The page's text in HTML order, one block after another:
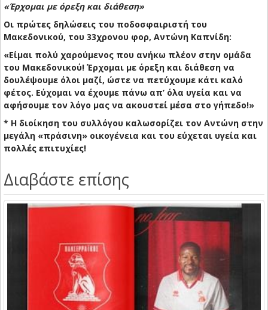
«Έρχομαι με όρεξη και διάθεση»
Οι πρώτες δηλώσεις του ποδοσφαιριστή του
Μακεδονικού, του 33χρονου φορ, Αντώνη Καπνίδη:
«Είμαι πολύ χαρούμενος που ανήκω πλέον στην ομάδα
του Μακεδονικού! Έρχομαι με όρεξη και διάθεση να
δουλέψουμε όλοι μαζί, ώστε να πετύχουμε κάτι καλό
φέτος. Εύχομαι να έχουμε πάνω απ’ όλα υγεία και να
αφήσουμε τον λόγο μας να ακουστεί μέσα στο γήπεδο!»
* Η διοίκηση του συλλόγου καλωσορίζει τον Αντώνη στην
μεγάλη «πράσινη» οικογένεια και του εύχεται υγεία και
πολλές επιτυχίες!
Διαβάστε επίσης